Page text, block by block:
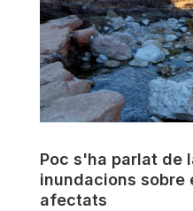
Poc s'ha parlat de
inundacions sobre
afectats